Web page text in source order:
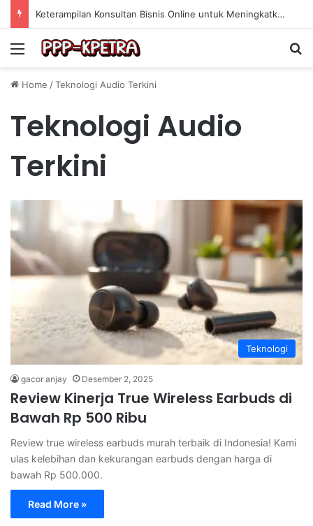
Keterampilan Konsultan Bisnis Online untuk Meningkatkan Pendapatan Berdasarkan Pengalaman Praktis
Menu
Home /Teknologi Audio Terkini
Teknologi Audio
Terkini
Teknologi
gacor anjay Desember 2, 2025
Review Kinerja True Wireless Earbuds di
Bawah Rp 500 Ribu
Review true wireless earbuds murah terbaik di Indonesia! Kami
ulas kelebihan dan kekurangan earbuds dengan harga di
bawah Rp 500.000.
Read More »